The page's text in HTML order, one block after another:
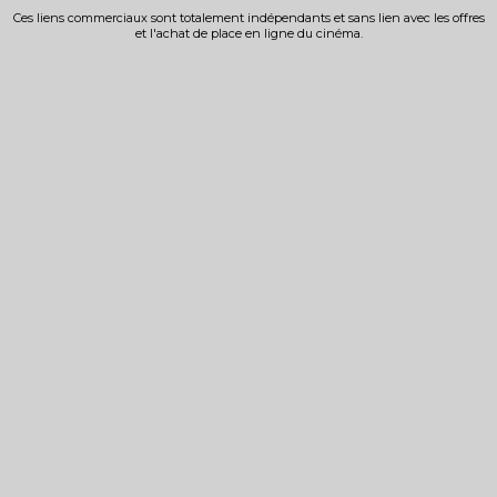
Ces liens commerciaux sont totalement indépendants et sans lien avec les offres
et l'achat de place en ligne du cinéma.